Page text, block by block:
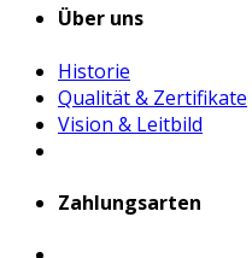
Über uns
Historie
Qualität & Zertifikate
Vision & Leitbild
Zahlungsarten